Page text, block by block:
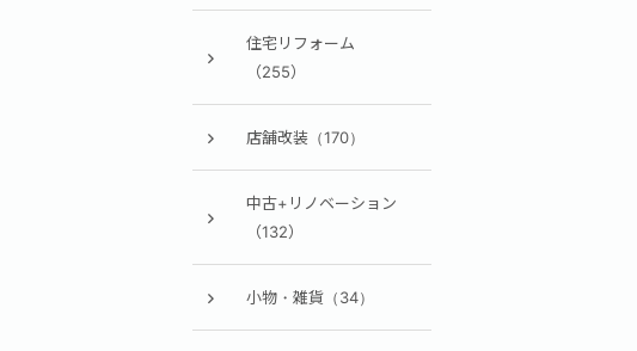
住宅リフォーム
（255）
店舗改装（170）
中古+リノベーション
（132）
小物・雑貨（34）